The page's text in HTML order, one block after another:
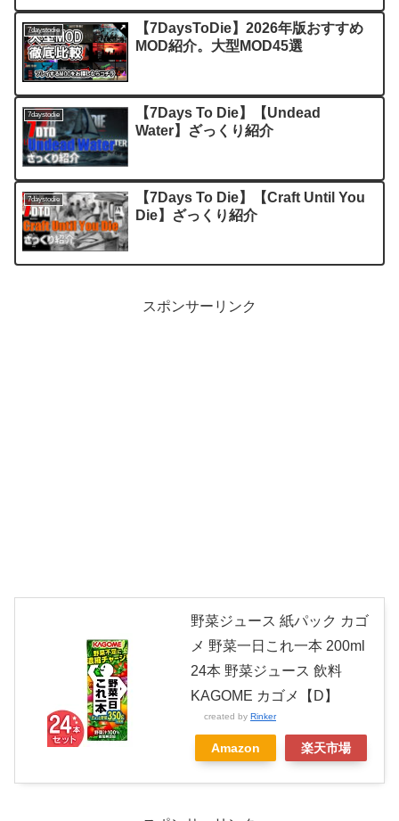
7daystodie
【7DaysToDie】2026年版おすすめ
MOD紹介。大型MOD45選
7daystodie
【7Days To Die】【Undead
Water】ざっくり紹介
7daystodie
【7Days To Die】【Craft Until You
Die】ざっくり紹介
スポンサーリンク
野菜ジュース 紙パック カゴ
メ 野菜一日これ一本 200ml
24本 野菜ジュース 飲料
KAGOME カゴメ【D】
created by Rinker
Amazon 楽天市場